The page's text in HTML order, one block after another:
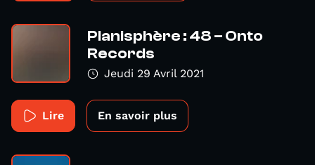
Planisphère : 48 – Onto
Records
Jeudi 29 Avril 2021
Lire En savoir plus